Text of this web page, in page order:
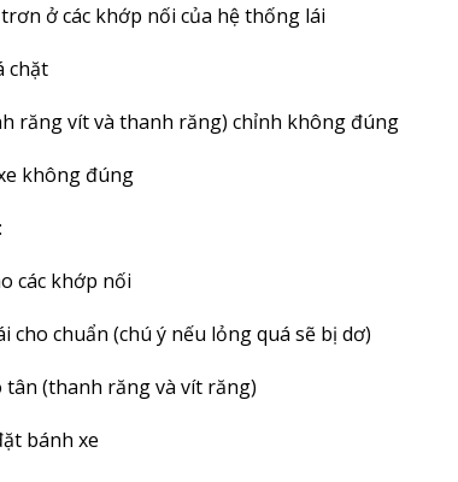
ở các khớp nối của hệ thống lái
chặt
răng vít và thanh răng) chỉnh không đúng
không đúng
các khớp nối
cho chuẩn (chú ý nếu lỏng quá sẽ bị dơ)
tân (thanh răng và vít răng)
bánh xe